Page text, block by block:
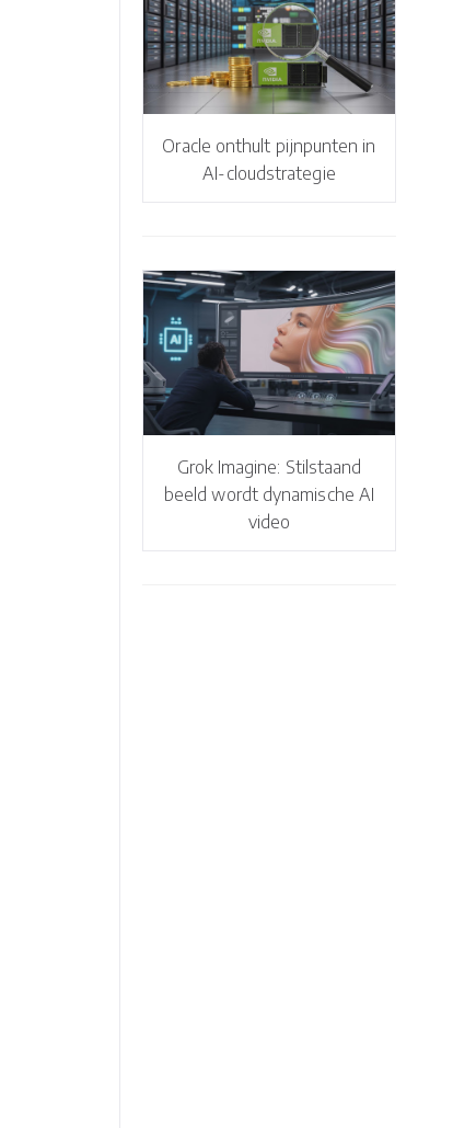
Oracle onthult pijnpunten in
AI-cloudstrategie
Grok Imagine: Stilstaand
beeld wordt dynamische AI
video